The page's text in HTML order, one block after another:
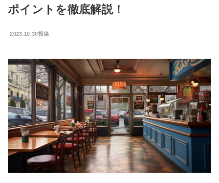
ポイントを徹底解説！
2023.10.30投稿